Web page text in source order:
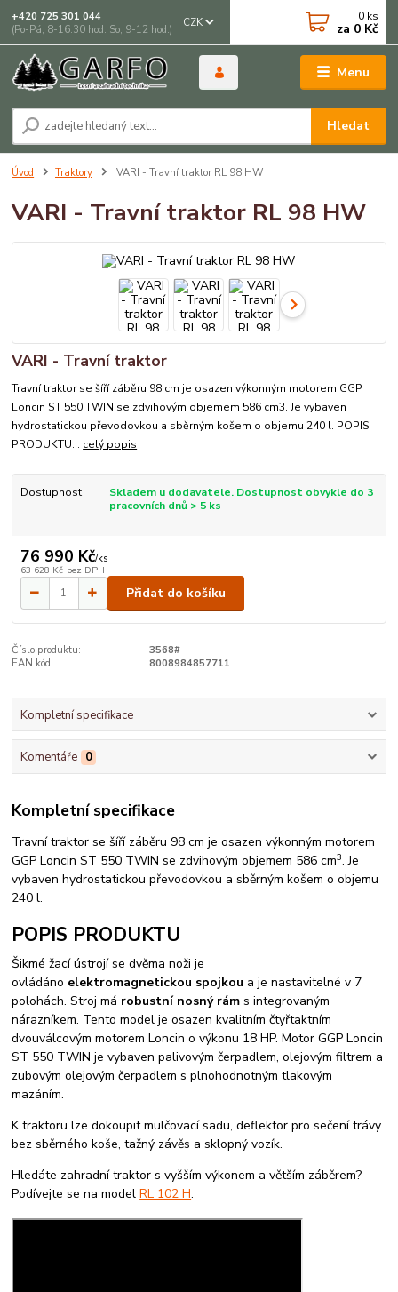
Menu
CZK
Hledat
+420 725 301 044
(Po-Pá, 8-16:30 hod. So, 9-12 hod.)
0 ks
za 0 Kč
Úvod Traktory VARI - Travní traktor RL 98 HW
VARI - Travní traktor RL 98 HW
VARI - Travní traktor
Travní traktor se šíří záběru 98 cm je osazen výkonným motorem GGP
Loncin ST 550 TWIN se zdvihovým objemem 586 cm3. Je vybaven
hydrostatickou převodovkou a sběrným košem o objemu 240 l. POPIS
PRODUKTU... celý popis
Dostupnost
Skladem u dodavatele. Dostupnost obvykle do 3
pracovních dnů > 5 ks
76 990 Kč/ks
63 628 Kč bez DPH
Přidat do košíku
Číslo produktu:
3568#
EAN kód:
8008984857711
Kompletní specifikace
Komentáře 0
Kompletní specifikace
Travní traktor se šíří záběru 98 cm je osazen výkonným motorem
GGP Loncin ST 550 TWIN se zdvihovým objemem 586 cm3. Je
vybaven hydrostatickou převodovkou a sběrným košem o objemu
240 l.
POPIS PRODUKTU
Šikmé žací ústrojí se dvěma noži je
ovládáno elektromagnetickou spojkou a je nastavitelné v 7
polohách. Stroj má robustní nosný rám s integrovaným
nárazníkem. Tento model je osazen kvalitním čtyřtaktním
dvouválcovým motorem Loncin o výkonu 18 HP. Motor GGP Loncin
ST 550 TWIN je vybaven palivovým čerpadlem, olejovým filtrem a
zubovým olejovým čerpadlem s plnohodnotným tlakovým
mazáním.
K traktoru lze dokoupit mulčovací sadu, deflektor pro sečení trávy
bez sběrného koše, tažný závěs a sklopný vozík.
Hledáte zahradní traktor s vyšším výkonem a větším záběrem?
Podívejte se na modelRL 102 H.